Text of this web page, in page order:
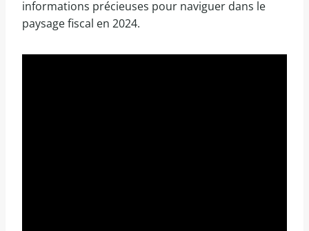
informations précieuses pour naviguer dans le
paysage fiscal en 2024.